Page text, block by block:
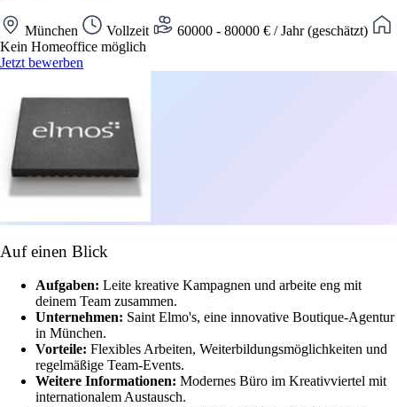
München Vollzeit
60000 - 80000 € / Jahr (geschätzt)
Kein Homeoffice möglich
Jetzt bewerben
Auf einen Blick
Aufgaben: Leite kreative Kampagnen und arbeite eng mit
deinem Team zusammen.
Unternehmen: Saint Elmo's, eine innovative Boutique-Agentur
in München.
Vorteile: Flexibles Arbeiten, Weiterbildungsmöglichkeiten und
regelmäßige Team-Events.
Weitere Informationen: Modernes Büro im Kreativviertel mit
internationalem Austausch.